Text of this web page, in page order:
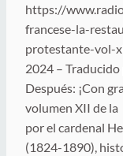
https://
francese-la-
protestante-vol-
2024 –
Después: ¡Con
volumen XII de
por el cardenal
(1824-1890),